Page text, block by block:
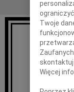
Twoje
Więcej